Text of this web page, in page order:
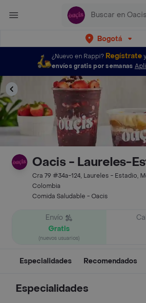
Bogotá
¿Nuevo en Rappi? Regístrate
envíos gratis por semanas
Oacis - Laureles-
Cra 79 #34a-124, Laureles - Estadio,
Colombia
Comida Saludable - Oacis
Envío
Gratis
(nuevos usuarios)
Especialidades Recomendados
Especialidades